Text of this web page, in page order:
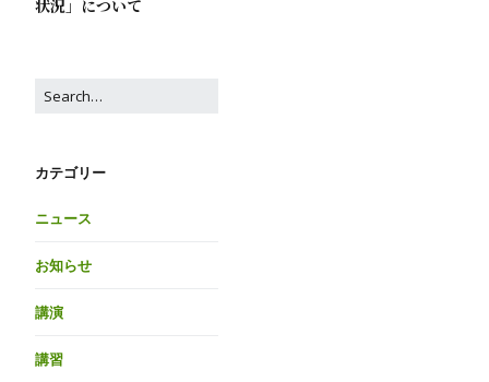
状況」について
カテゴリー
ニュース
お知らせ
講演
講習